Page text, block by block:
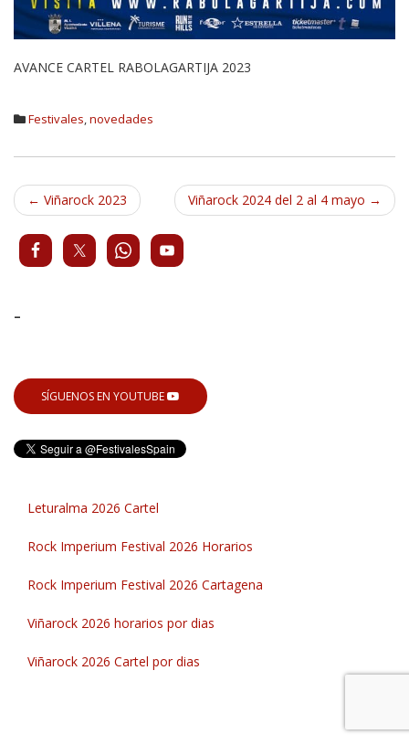
AVANCE CARTEL RABOLAGARTIJA 2023
Festivales novedades
Navegación
de
entradas
← Viñarock 2023 Viñarock 2024 del 2 al 4 mayo →
-
SÍGUENOS EN YOUTUBE
Leturalma 2026 Cartel
Rock Imperium Festival 2026 Horarios
Rock Imperium Festival 2026 Cartagena
Viñarock 2026 horarios por dias
Viñarock 2026 Cartel por dias